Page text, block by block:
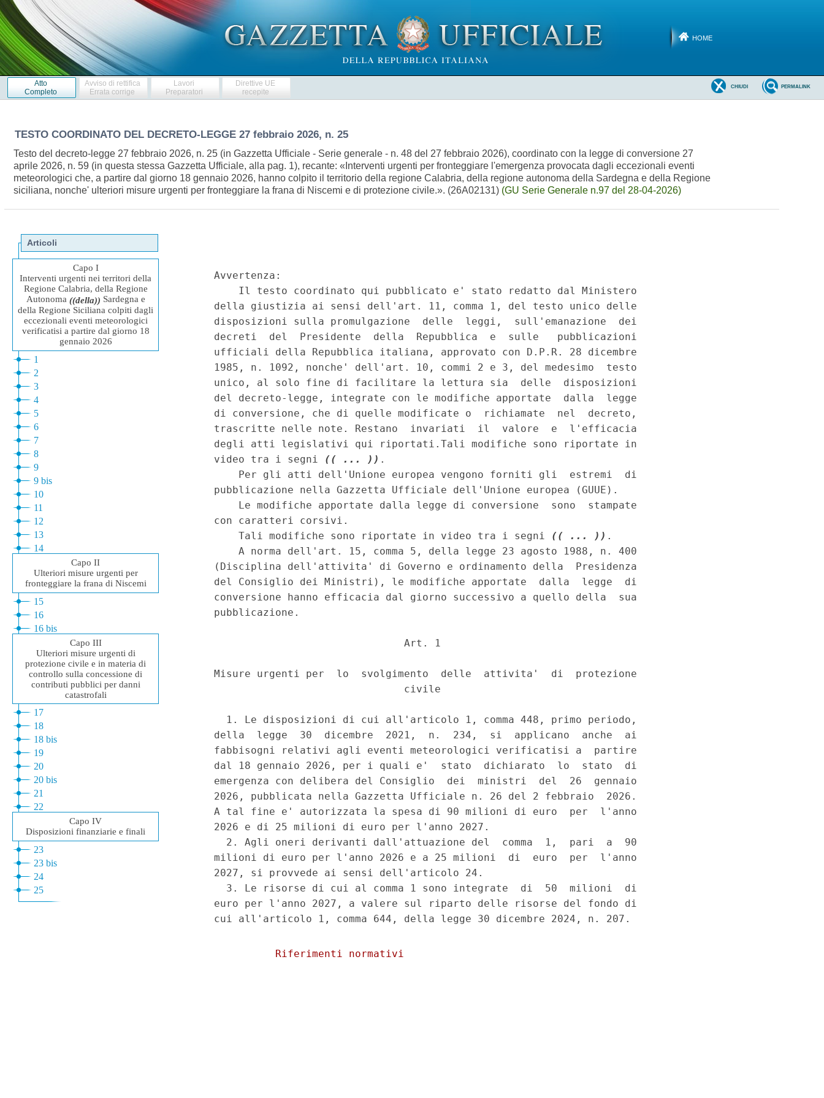
HOME
Atto
Completo
Avviso di rettifica
Errata corrige
Lavori
Preparatori
Direttive UE
recepite
PERMALINK
CHIUDI
TESTO COORDINATO DEL DECRETO-LEGGE 27 febbraio 2026, n. 25
Testo del decreto-legge 27 febbraio 2026, n. 25 (in Gazzetta Ufficiale - Serie generale - n. 48 del 27 febbraio 2026), coordinato con la legge di conversione 27
aprile 2026, n. 59 (in questa stessa Gazzetta Ufficiale, alla pag. 1), recante: «Interventi urgenti per fronteggiare l'emergenza provocata dagli eccezionali eventi
meteorologici che, a partire dal giorno 18 gennaio 2026, hanno colpito il territorio della regione Calabria, della regione autonoma della Sardegna e della Regione
siciliana, nonche' ulteriori misure urgenti per fronteggiare la frana di Niscemi e di protezione civile.». (26A02131) (GU Serie Generale n.97 del 28-04-2026)